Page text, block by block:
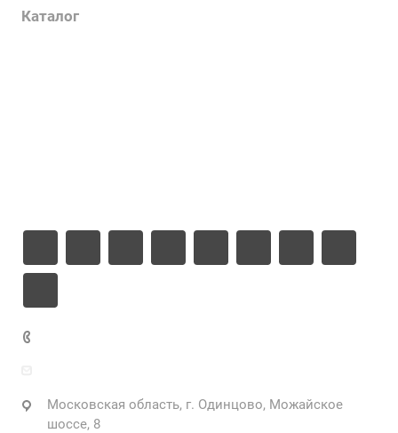
Каталог
Московская область, г. Одинцово, Можайское
шоссе, 8